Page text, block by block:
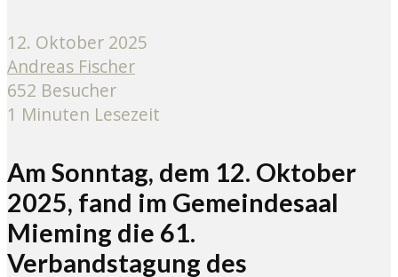
12. Oktober 2025
Andreas Fischer
652 Besucher
1 Minuten Lesezeit
Am Sonntag, dem 12. Oktober
2025, fand im Gemeindesaal
Mieming die 61.
Verbandstagung des